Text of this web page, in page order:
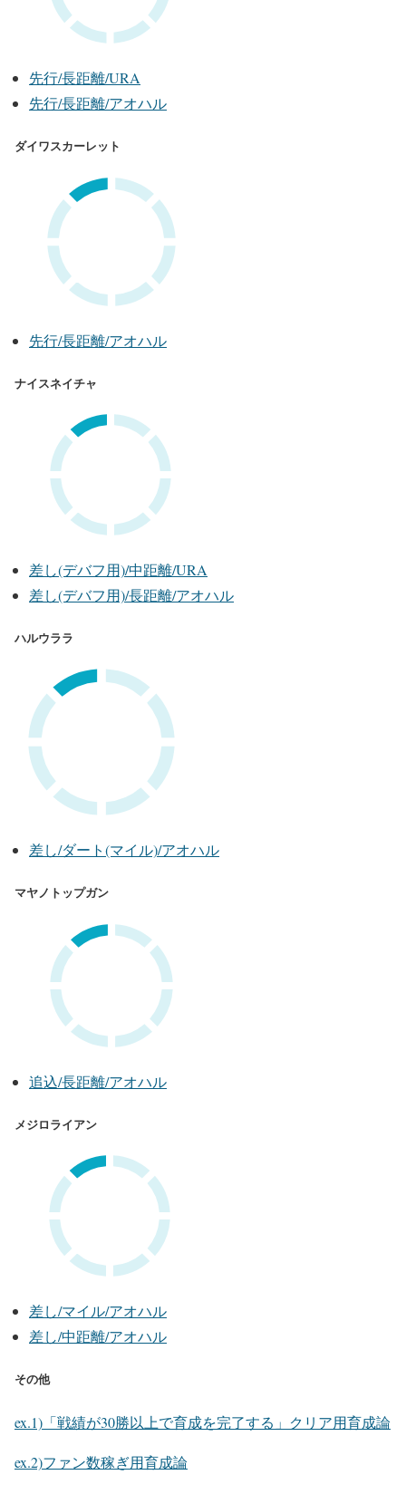
先行/長距離/URA
先行/長距離/アオハル
ダイワスカーレット
先行/長距離/アオハル
ナイスネイチャ
差し(デバフ用)/中距離/URA
差し(デバフ用)/長距離/アオハル
ハルウララ
差し/ダート(マイル)/アオハル
マヤノトップガン
追込/長距離/アオハル
メジロライアン
差し/マイル/アオハル
差し/中距離/アオハル
その他
ex.1)「戦績が30勝以上で育成を完了する」クリア用育成論
ex.2)ファン数稼ぎ用育成論